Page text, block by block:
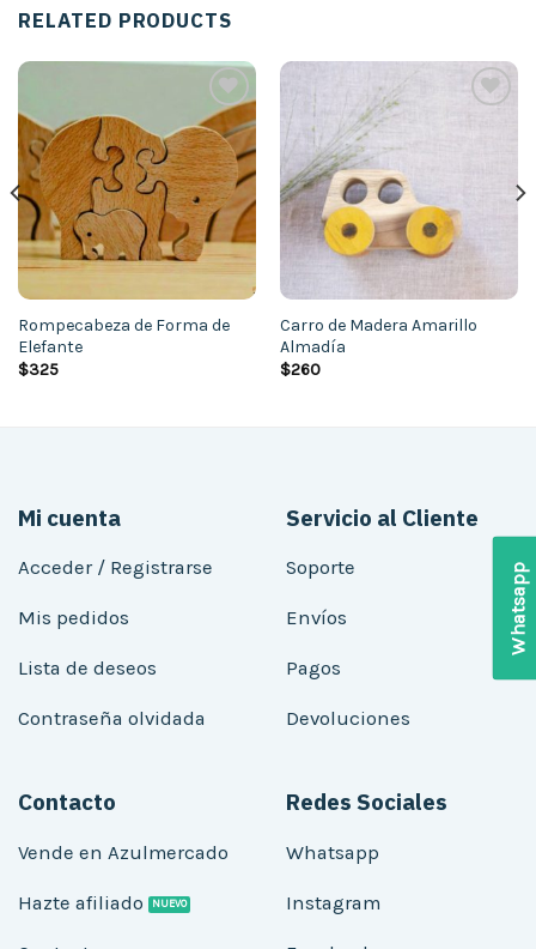
RELATED PRODUCTS
Añadir
a la
lista de
deseos
Rompecabeza de Forma de
Elefante
$325
Carro de Madera Amarillo
Almadía
$260
Mi cuenta
Acceder / Registrarse
Mis pedidos
Lista de deseos
Contraseña olvidada
Servicio al Cliente
Soporte
Envíos
Pagos
Devoluciones
Contacto
Vende en Azulmercado
Hazte afiliado
Redes Sociales
Whatsapp
Instagram
Whatsapp